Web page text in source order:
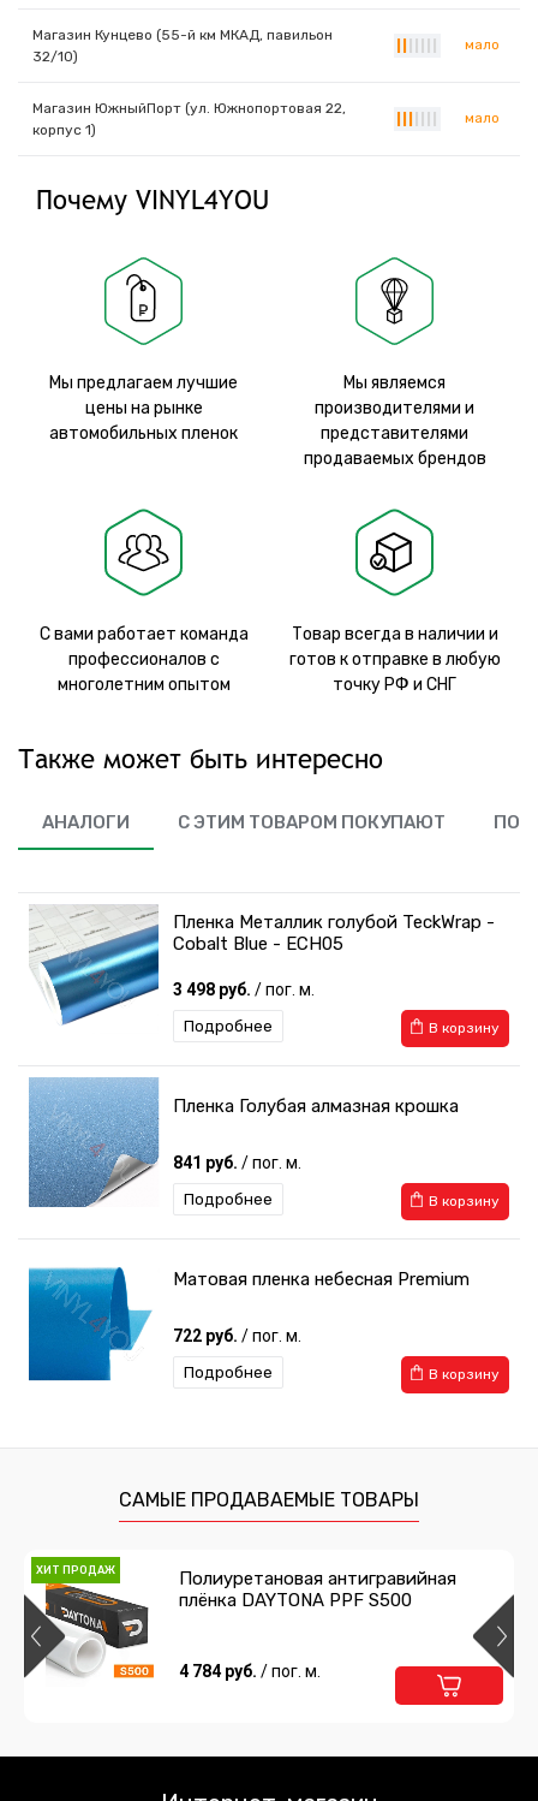
Магазин Кунцево (55-й км МКАД, павильон
32/10)
мало
Магазин ЮжныйПорт (ул. Южнопортовая 22,
корпус 1)
мало
Почему VINYL4YOU
Мы предлагаем лучшие
цены на рынке
автомобильных пленок
Мы являемся
производителями и
представителями
продаваемых брендов
С вами работает команда
профессионалов с
многолетним опытом
Товар всегда в наличии и
готов к отправке в любую
точку РФ и СНГ
Также может быть интересно
АНАЛОГИ С ЭТИМ ТОВАРОМ ПОКУПАЮТ
Пленка Металлик голубой TeckWrap -
Cobalt Blue - ECH05
3 498 руб. / пог. м.
В корзину
Подробнее
Пленка Голубая алмазная крошка
841 руб. / пог. м.
В корзину
Подробнее
Матовая пленка небесная Premium
722 руб. / пог. м.
В корзину
Подробнее
САМЫЕ ПРОДАВАЕМЫЕ ТОВАРЫ
ХИТ ПРОДАЖ
Полиуретановая антигравийная
плёнка DAYTONA PPF S500
4 784 руб. / пог. м.